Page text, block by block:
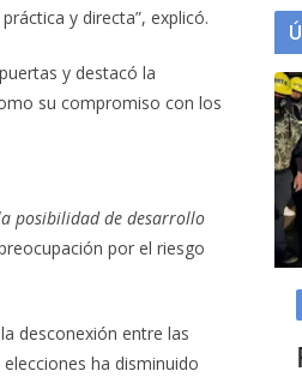
y directa”, explicó.
y destacó la
su compromiso con los
posibilidad de desarrollo
por el riesgo
desconexión entre las
ha disminuido